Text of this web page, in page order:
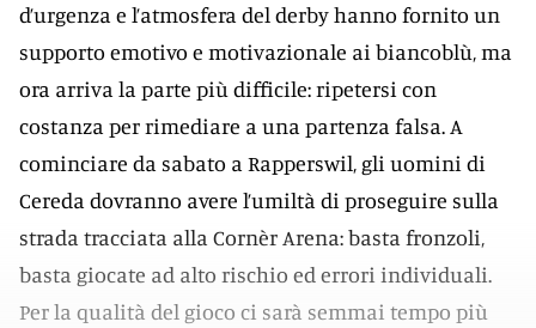
d’urgenza e l’atmosfera del derby hanno fornito un
supporto emotivo e motivazionale ai biancoblù, ma
ora arriva la parte più difficile: ripetersi con
costanza per rimediare a una partenza falsa. A
cominciare da sabato a Rapperswil, gli uomini di
Cereda dovranno avere l’umiltà di proseguire sulla
strada tracciata alla Cornèr Arena: basta fronzoli,
basta giocate ad alto rischio ed errori individuali.
Per la qualità del gioco ci sarà semmai tempo più